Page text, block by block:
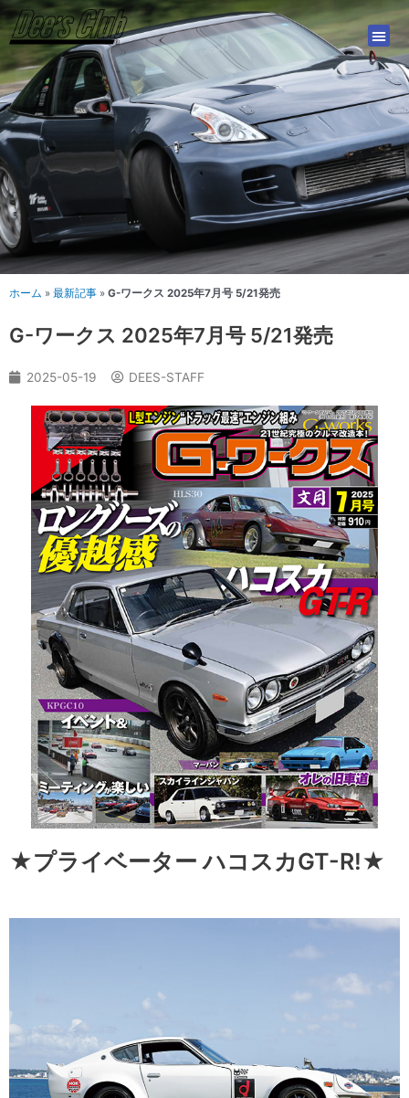
内
容
を
ス
キ
ッ
プ
ホーム » 最新記事 » G-ワークス 2025年7月号 5/21発売
G-ワークス 2025年7月号 5/21発売
2025-05-19 DEES-STAFF
★プライベーター ハコスカGT-R!★